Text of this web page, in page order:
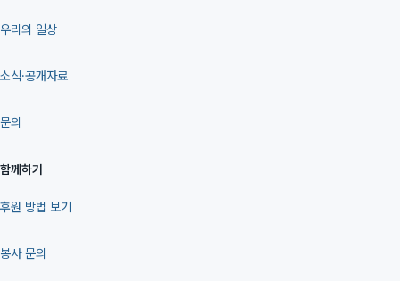
우리의 일상
소식·공개자료
문의
함께하기
후원 방법 보기
봉사 문의